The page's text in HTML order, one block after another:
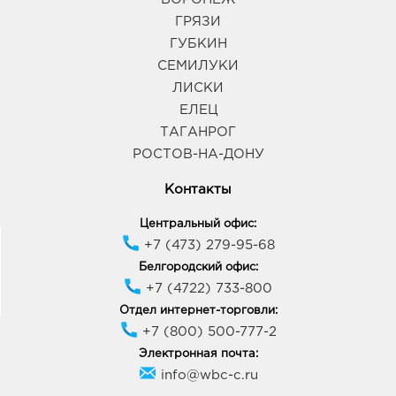
10:00 - 21:00
394077, Воронежская обл, г Воронеж, б-р Победы,
График работы: 10:00 - 22:00
Воронеж Аксиома: руб.
Лизюкова, д. 60
График работы:
Воронеж МП: руб.
394005, Воронежская обл, г Воронеж, пр-кт
Московский, д. 129/1
ГРЯЗИ
ГУБКИН
СЕМИЛУКИ
ЛИСКИ
ЕЛЕЦ
ТАГАНРОГ
РОСТОВ-НА-ДОНУ
Контакты
Центральный офис:
+7 (473) 279-95-68
Белгородский офис:
+7 (4722) 733-800
Отдел интернет-торговли:
+7 (800) 500-777-2
Электронная почта:
info@wbc-c.ru